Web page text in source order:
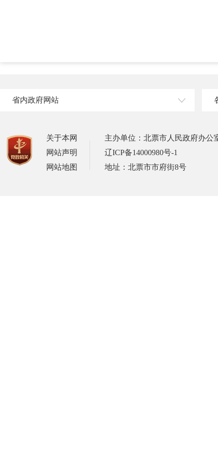
省内政府网站
关于本网
网站声明
网站地图
主办单位：北票市人民政府办公
辽ICP备14000980号-1
地址：北票市市府街8号